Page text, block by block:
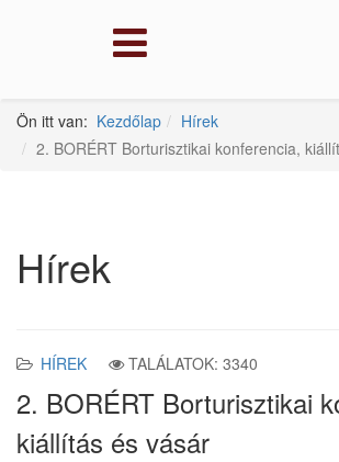
Ön itt van: Kezdőlap
Hírek
2. BORÉRT Borturisztikai konferencia,
Hírek
HÍREK TALÁLATOK: 3340
2. BORÉRT Borturisztikai
kiállítás és vásár